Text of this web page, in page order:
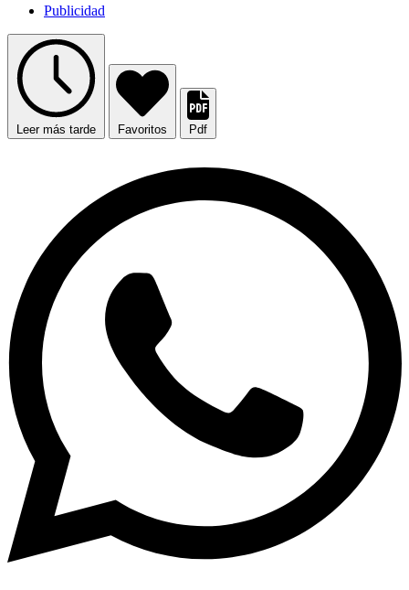
Publicidad
Leer más tarde Favoritos Pdf